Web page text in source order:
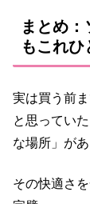
まとめ
もこれひ
実は買う前
と思ってい
な場所」が
その快適さ